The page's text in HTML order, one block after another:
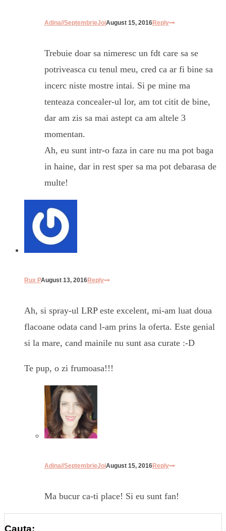
Adina//SeptembrieJoiAugust 15, 2016Reply
Trebuie doar sa nimeresc un fdt care sa se
potriveasca cu tenul meu, cred ca ar fi bine sa
incerc niste mostre intai. Si pe mine ma
tenteaza concealer-ul lor, am tot citit de bine,
dar am zis sa mai astept ca am altele 3
momentan.
Ah, eu sunt intr-o faza in care nu ma pot baga
in haine, dar in rest sper sa ma pot debarasa de
multe!
Rux PAugust 13, 2016Reply
Ah, si spray-ul LRP este excelent, mi-am luat doua
flacoane odata cand l-am prins la oferta. Este genial
si la mare, cand mainile nu sunt asa curate :-D
Te pup, o zi frumoasa!!!
Adina//SeptembrieJoiAugust 15, 2016Reply
Ma bucur ca-ti place! Si eu sunt fan!
Cauta: